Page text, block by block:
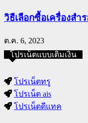
วิธีเลือกซื้อเครื่องสำ
ต.ค. 6, 2023
โปรเน็ตแบบเติมเงิน
โปรเน็ตทรู
โปรเน็ต ais
โปรเน็ตดีแทค